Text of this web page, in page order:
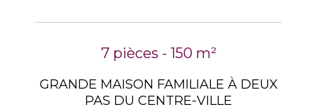
7 pièces - 150 m²
GRANDE MAISON FAMILIALE À DEUX
PAS DU CENTRE-VILLE